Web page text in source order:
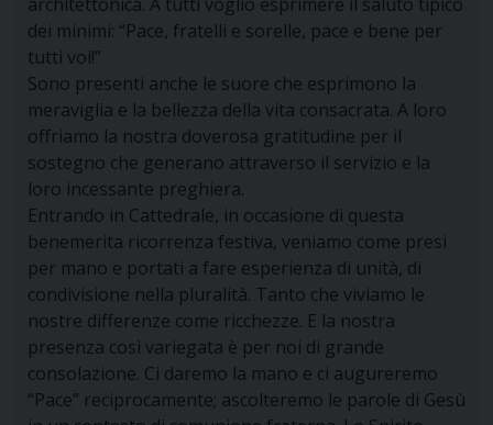
architettonica. A tutti voglio esprimere il saluto tipico
dei minimi: “Pace, fratelli e sorelle, pace e bene per
tutti voi!”
Sono presenti anche le suore che esprimono la
meraviglia e la bellezza della vita consacrata. A loro
offriamo la nostra doverosa gratitudine per il
sostegno che generano attraverso il servizio e la
loro incessante preghiera.
Entrando in Cattedrale, in occasione di questa
benemerita ricorrenza festiva, veniamo come presi
per mano e portati a fare esperienza di unità, di
condivisione nella pluralità. Tanto che viviamo le
nostre differenze come ricchezze. E la nostra
presenza così variegata è per noi di grande
consolazione. Ci daremo la mano e ci augureremo
“Pace” reciprocamente; ascolteremo le parole di Gesù